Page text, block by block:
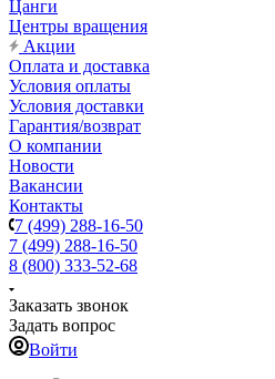
Цанги
Центры вращения
Акции
Оплата и доставка
Условия оплаты
Условия доставки
Гарантия/возврат
О компании
Новости
Вакансии
Контакты
7 (499) 288-16-50
7 (499) 288-16-50
8 (800) 333-52-68
Заказать звонок
Задать вопрос
Войти